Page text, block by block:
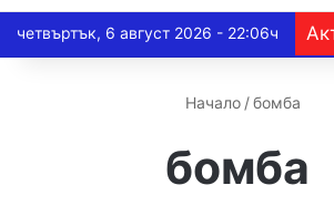
четвъртък, 6 август 2026 - 22:06ч
Начало / бомба
бомба